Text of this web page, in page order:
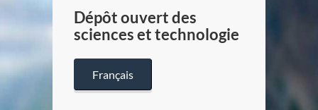
Dépôt ouvert des
sciences et technologie
Français